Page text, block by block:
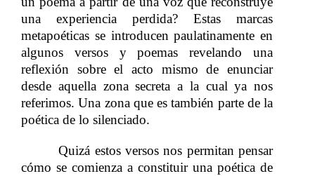
una experiencia perdida? Estas marcas
metapoéticas se introducen paulatinamente en
algunos versos y poemas revelando una
reflexión sobre el acto mismo de enunciar
desde aquella zona secreta a la cual ya nos
referimos. Una zona que es también parte de la
poética de lo silenciado.
​​ ​​ ​​ ​​ ​​ ​​ ​​ ​​ ​​​​Quizá estos versos nos permitan pensar
cómo se comienza a constituir una poética de